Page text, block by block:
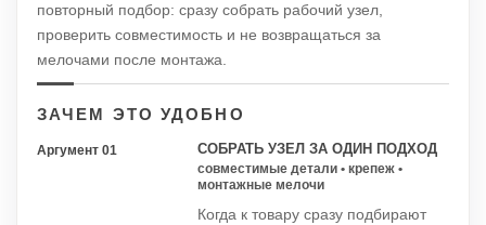
повторный подбор: сразу собрать рабочий узел,
проверить совместимость и не возвращаться за
мелочами после монтажа.
ЗАЧЕМ ЭТО УДОБНО
Аргумент 01 СОБРАТЬ УЗЕЛ ЗА ОДИН ПОДХОД
совместимые детали • крепеж •
монтажные мелочи
Когда к товару сразу подбирают